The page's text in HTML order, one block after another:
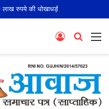
लाख रुपये की धोखाधड़ी
Search
Log